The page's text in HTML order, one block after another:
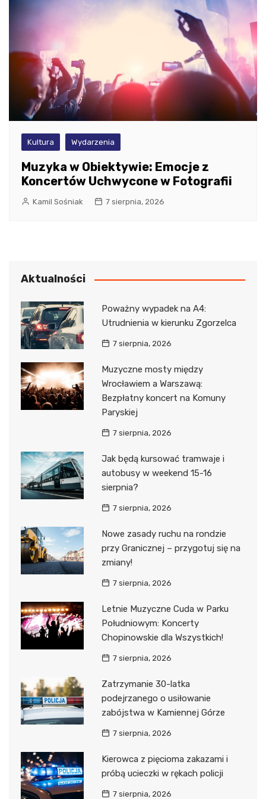
Kultura Wydarzenia
Muzyka w Obiektywie: Emocje z
Koncertów Uchwycone w Fotografii
Kamil Sośniak 7 sierpnia, 2026
Aktualności
Poważny wypadek na A4:
Utrudnienia w kierunku Zgorzelca
7 sierpnia, 2026
Muzyczne mosty między
Wrocławiem a Warszawą:
Bezpłatny koncert na Komuny
Paryskiej
7 sierpnia, 2026
Jak będą kursować tramwaje i
autobusy w weekend 15-16
sierpnia?
7 sierpnia, 2026
Nowe zasady ruchu na rondzie
przy Granicznej – przygotuj się na
zmiany!
7 sierpnia, 2026
Letnie Muzyczne Cuda w Parku
Południowym: Koncerty
Chopinowskie dla Wszystkich!
7 sierpnia, 2026
Zatrzymanie 30-latka
podejrzanego o usiłowanie
zabójstwa w Kamiennej Górze
7 sierpnia, 2026
Kierowca z pięcioma zakazami i
próbą ucieczki w rękach policji
7 sierpnia, 2026